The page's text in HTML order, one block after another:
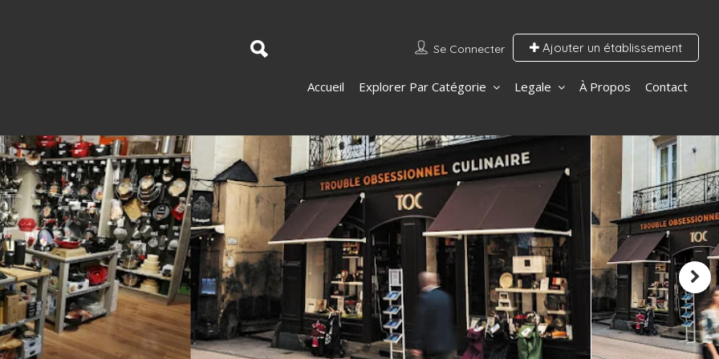
Se Connecter Ajouter un établissement
Accueil Explorer Par Catégorie Legale À Propos Contact